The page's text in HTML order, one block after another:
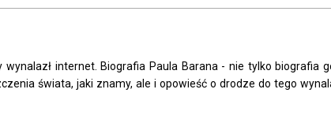
wynalazł internet. Biografia Paula Barana - nie tylko biografia
świata, jaki znamy, ale i opowieść o drodze do tego